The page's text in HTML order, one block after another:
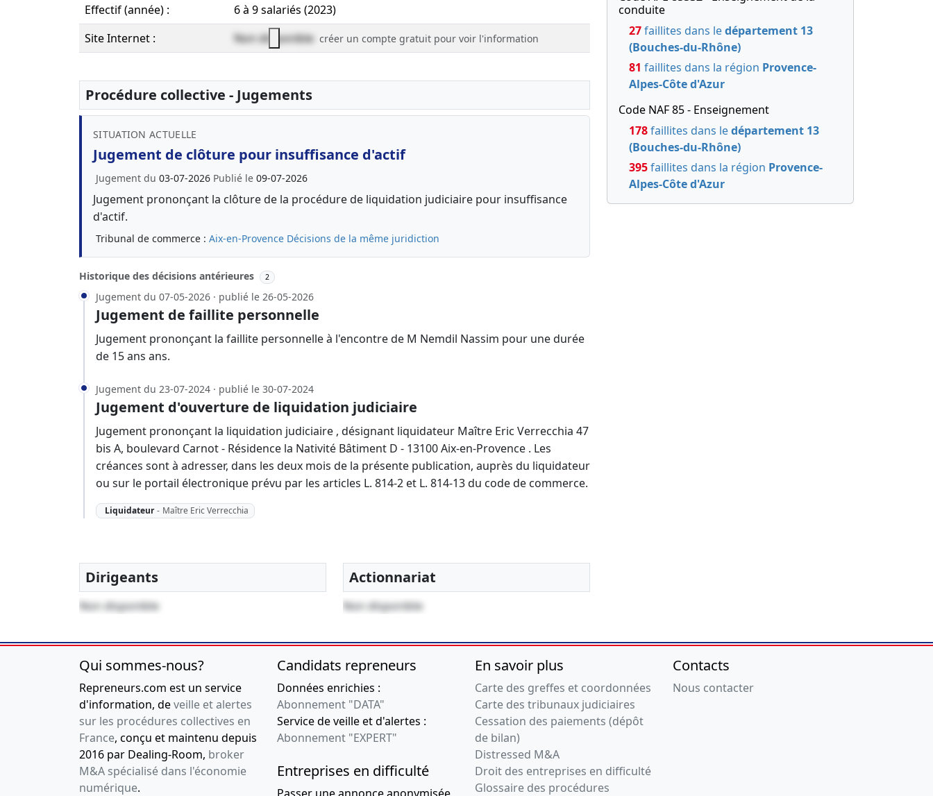
Effectif (année) :
6 à 9 salariés (2023)
Site Internet :
Non disponible créer un compte gratuit pour voir l'information
Procédure collective - Jugements
SITUATION ACTUELLE
Jugement de clôture pour insuffisance d'actif
Jugement du 03-07-2026 Publié le 09-07-2026
Jugement prononçant la clôture de la procédure de liquidation judiciaire pour insuffisance
d'actif.
Tribunal de commerce : Aix-en-Provence Décisions de la même juridiction
Historique des décisions antérieures 2
Jugement du 07-05-2026 · publié le 26-05-2026
Jugement de faillite personnelle
Jugement prononçant la faillite personnelle à l'encontre de M Nemdil Nassim pour une durée
de 15 ans ans.
Jugement du 23-07-2024 · publié le 30-07-2024
Jugement d'ouverture de liquidation judiciaire
Jugement prononçant la liquidation judiciaire , désignant liquidateur Maître Eric Verrecchia 47
bis A, boulevard Carnot - Résidence la Nativité Bâtiment D - 13100 Aix-en-Provence . Les
créances sont à adresser, dans les deux mois de la présente publication, auprès du liquidateur
ou sur le portail électronique prévu par les articles L. 814-2 et L. 814-13 du code de commerce.
Liquidateur - Maître Eric Verrecchia
Dirigeants
Non disponible
Actionnariat
Non disponible
conduite
27faillites dans ledépartement 13
(Bouches-du-Rhône)
81 faillites dans la région Provence-
Alpes-Côte d'Azur
Code NAF 85 - Enseignement
178faillites dans ledépartement 13
(Bouches-du-Rhône)
395faillites dans la région Provence-
Alpes-Côte d'Azur
Qui sommes-nous?
Repreneurs.com est un service
d'information, deveille et alertes
sur les procédures collectives en
France, conçu et maintenu depuis
2016 par Dealing-Room, broker
M&A spécialisé dans l'économie
numérique.
Candidats repreneurs
Données enrichies :
Abonnement "DATA"
Service de veille et d'alertes :
Abonnement "EXPERT"
Entreprises en difficulté
En savoir plus
Carte des greffes et coordonnées
Carte des tribunaux judiciaires
Cessation des paiements (dépôt
de bilan)
Distressed M&A
Droit des entreprises en difficulté
Glossaire des procédures
Contacts
Nous contacter